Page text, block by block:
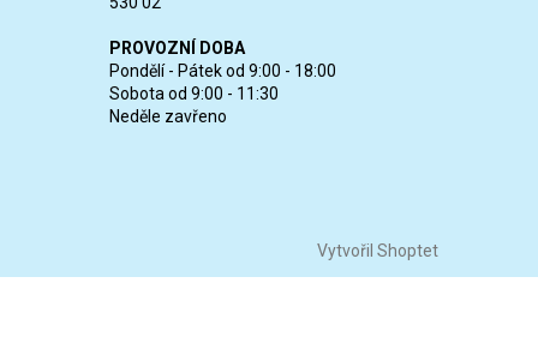
PROVOZNÍ DOBA
Pondělí - Pátek od 9:00 - 18:00
Sobota od 9:00 - 11:30
Neděle zavřeno
Vytvořil Shoptet